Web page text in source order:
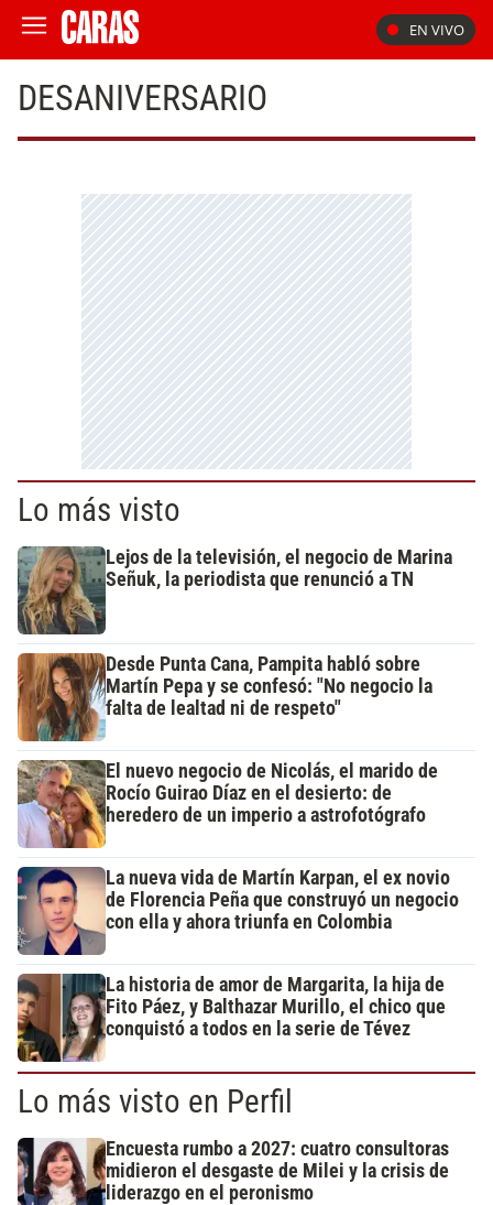
EN VIVO
DESANIVERSARIO
Lo más visto
Lejos de la televisión, el negocio de Marina
Señuk, la periodista que renunció a TN
Desde Punta Cana, Pampita habló sobre
Martín Pepa y se confesó: "No negocio la
falta de lealtad ni de respeto"
El nuevo negocio de Nicolás, el marido de
Rocío Guirao Díaz en el desierto: de
heredero de un imperio a astrofotógrafo
La nueva vida de Martín Karpan, el ex novio
de Florencia Peña que construyó un negocio
con ella y ahora triunfa en Colombia
La historia de amor de Margarita, la hija de
Fito Páez, y Balthazar Murillo, el chico que
conquistó a todos en la serie de Tévez
Lo más visto en Perfil
Encuesta rumbo a 2027: cuatro consultoras
midieron el desgaste de Milei y la crisis de
liderazgo en el peronismo